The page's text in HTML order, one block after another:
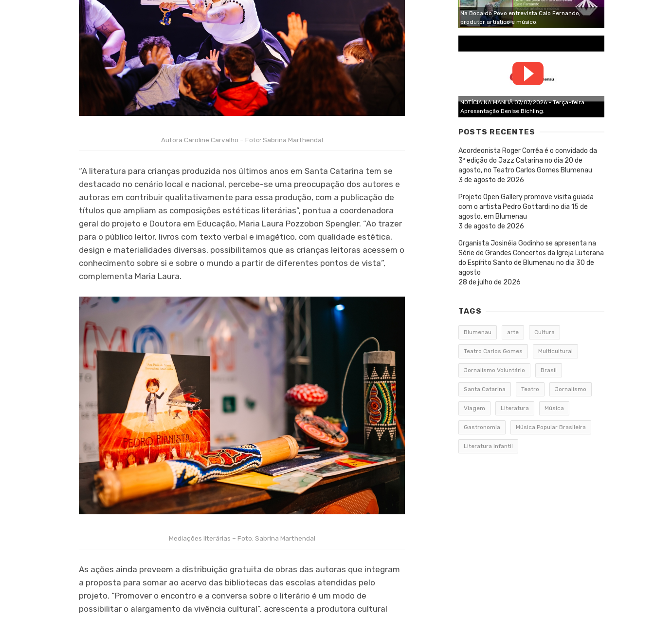
Autora Caroline Carvalho – Foto: Sabrina Marthendal
“A literatura para crianças produzida nos últimos anos em Santa Catarina tem se
destacado no cenário local e nacional, percebe-se uma preocupação dos autores e
autoras em contribuir qualitativamente para essa produção, com a publicação de
títulos que ampliam as composições estéticas literárias”, pontua a coordenadora
geral do projeto e Doutora em Educação, Maria Laura Pozzobon Spengler. “Ao trazer
para o público leitor, livros com texto verbal e imagético, com qualidade estética,
design e materialidades diversas, possibilitamos que as crianças leitoras acessem o
conhecimento sobre si e sobre o mundo a partir de diferentes pontos de vista”,
complementa Maria Laura.
Mediações literárias – Foto: Sabrina Marthendal
As ações ainda preveem a distribuição gratuita de obras das autoras que integram
a proposta para somar ao acervo das bibliotecas das escolas atendidas pelo
projeto. “Promover o encontro e a conversa sobre o literário é um modo de
possibilitar o alargamento da vivência cultural”, acrescenta a produtora cultural
Na Boca do Povo entrevista Caio Fernando,
produtor artístico e músico.
NOTÍCIA NA MANHÃ 07/07/2026 - Terça-feira
Apresentação Denise Bichling.
POSTS RECENTES
Acordeonista Roger Corrêa é o convidado da
3ª edição do Jazz Catarina no dia 20 de
agosto, no Teatro Carlos Gomes Blumenau
3 de agosto de 2026
Projeto Open Gallery promove visita guiada
com o artista Pedro Gottardi no dia 15 de
agosto, em Blumenau
3 de agosto de 2026
Organista Josinéia Godinho se apresenta na
Série de Grandes Concertos da Igreja Luterana
do Espírito Santo de Blumenau no dia 30 de
agosto
28 de julho de 2026
TAGS
Blumenau arte Cultura
Teatro Carlos Gomes Multicultural
Jornalismo Voluntário Brasil
Santa Catarina Teatro Jornalismo
Viagem Literatura Música
Gastronomia Música Popular Brasileira
Literatura infantil